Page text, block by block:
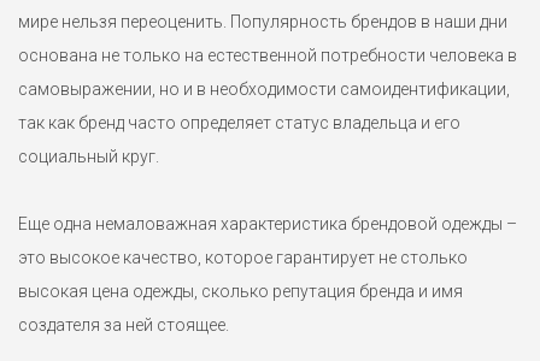
мире нельзя переоценить. Популярность брендов в наши дни
основана не только на естественной потребности человека в
самовыражении, но и в необходимости самоидентификации,
так как бренд часто определяет статус владельца и его
социальный круг.
Еще одна немаловажная характеристика брендовой одежды –
это высокое качество, которое гарантирует не столько
высокая цена одежды, сколько репутация бренда и имя
создателя за ней стоящее.